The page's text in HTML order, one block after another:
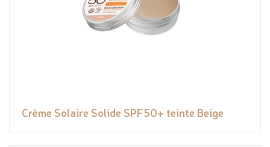
Crème Solaire Solide SPF50+ teinte Beige